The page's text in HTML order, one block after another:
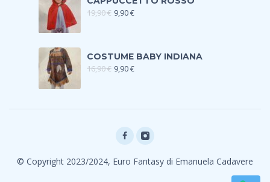
19,90€ 9,90€
COSTUME BABY INDIANA
16,90€ 9,90€
© Copyright 2023/2024, Euro Fantasy di Emanuela Cadavere